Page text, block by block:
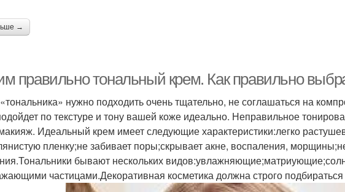
→
правильно тональный крем. Как правильно
нужно подходить очень тщательно, не соглашаться на
по текстуре и тону вашей коже идеально. Неправильное
Идеальный крем имеет следующие характеристики:легко
пленку;не забивает поры;скрывает акне, воспаления,
бывают нескольких
частицами.Декоративная косметика должна строго